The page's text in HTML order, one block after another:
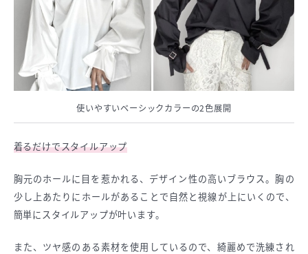
使いやすいベーシックカラーの2色展開
着るだけでスタイルアップ
胸元のホールに目を惹かれる、デザイン性の高いブラウス。胸の
少し上あたりにホールがあることで自然と視線が上にいくので、
簡単にスタイルアップが叶います。
また、ツヤ感のある素材を使用しているので、綺麗めで洗練され